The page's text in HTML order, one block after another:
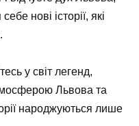
нові історії, які
у світ легенд,
Львова та
народжуються лише